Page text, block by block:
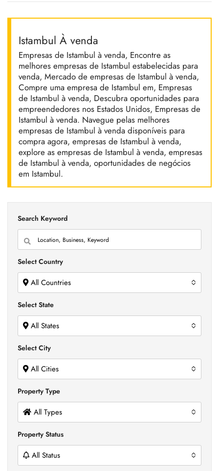
Istambul À venda
Empresas de Istambul à venda, Encontre as
melhores empresas de Istambul estabelecidas para
venda, Mercado de empresas de Istambul à venda,
Compre uma empresa de Istambul em, Empresas
de Istambul à venda, Descubra oportunidades para
empreendedores nos Estados Unidos, Empresas de
Istambul à venda. Navegue pelas melhores
empresas de Istambul à venda disponíveis para
compra agora, empresas de Istambul à venda,
explore as empresas de Istambul à venda, empresas
de Istambul à venda, oportunidades de negócios
em Istambul.
Search Keyword
Select Country
All Countries
Select State
All States
Select City
All Cities
Property Type
All Types
Property Status
All Status